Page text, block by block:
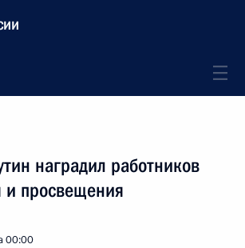
наградил работников
и просвещения
00:00